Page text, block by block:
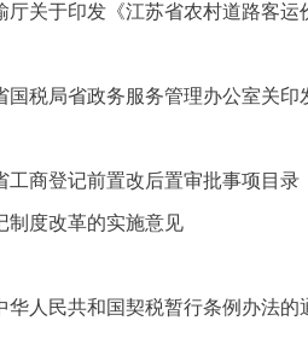
关于印发《江苏省农村道路客运
税局省政务服务管理办公室关
商登记前置改后置审批事项目录
制度改革的实施意见
人民共和国契税暂行条例办法的